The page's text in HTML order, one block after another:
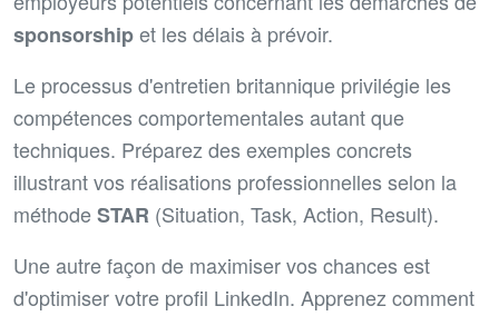
sponsorshipet les délais à prévoir.
Le processus d'entretien britannique privilégie les
compétences comportementales autant que
techniques. Préparez des exemples concrets
illustrant vos réalisations professionnelles selon la
méthodeSTAR (Situation, Task, Action, Result).
Une autre façon de maximiser vos chances est
d'optimiser votre profil LinkedIn. Apprenez comment